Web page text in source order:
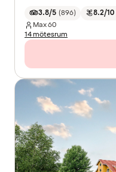
3.8/5 (896) 8.2/10
Max60
14 mötesrum